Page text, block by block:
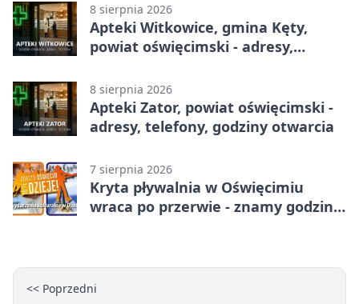
8 sierpnia 2026
Apteki Witkowice, gmina Kęty,
powiat oświęcimski - adresy,
8 sierpnia 2026
Apteki Zator, powiat oświęcimski -
adresy, telefony, godziny otwarcia
7 sierpnia 2026
Kryta pływalnia w Oświęcimiu
wraca po przerwie - znamy godziny
<< Poprzedni